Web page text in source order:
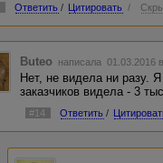
Ответить / Цитировать /
Buteo написала 01.03.2016
Нет, не видела ни разу.
заказчиков видела - 3
#14 Ответить /